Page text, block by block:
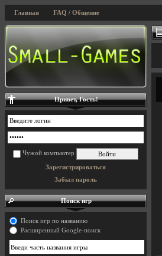
Главная FAQ / Общение
Привет, Гость!
Чужой компьютер
Зарегистрироваться
Забыл пароль
Поиск игр
Поиск игр по названию
Расширенный Google-поиск